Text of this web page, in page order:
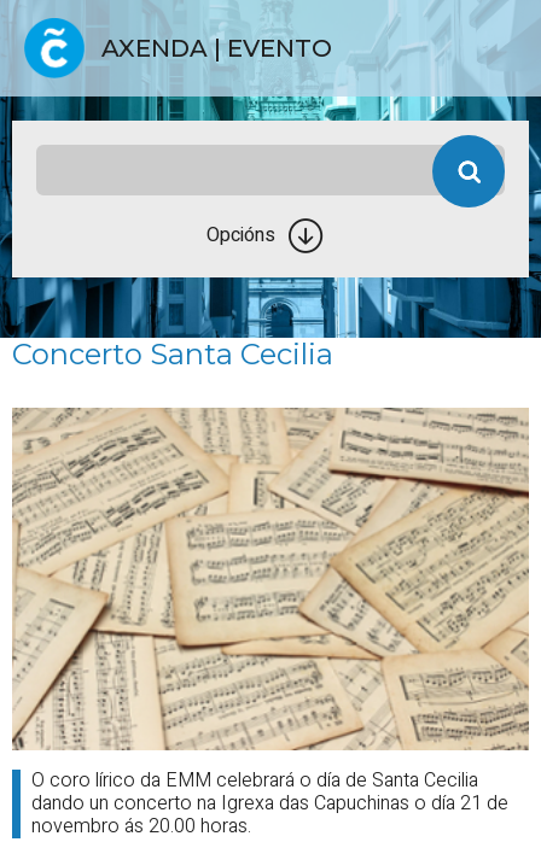
AXENDA | EVENTO
Opcións
Concerto Santa Cecilia
O coro lírico da EMM celebrará o día de Santa Cecilia
dando un concerto na Igrexa das Capuchinas o día 21 de
novembro ás 20.00 horas.